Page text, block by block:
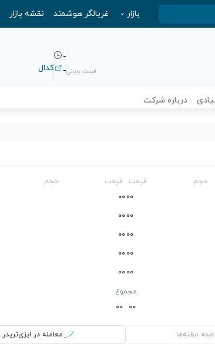
بازار غربالگر هوشمند نقشه بازار
-
قیمت پایانی- کدال
درباره شرکت
حجم قیمت قیمت حجم
0
0
0
0
0
0
0
0
0
0
0
0
0
0
0
0
0
0
0
0
مجموع
0
0
0
0
مظنه‌ها معامله در ایزی‌تریدر